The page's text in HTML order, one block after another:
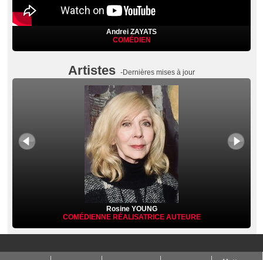
Andrei ZAYATS
COMÉDIEN
Artistes -Dernières mises à jour
Rosine YOUNG
COMÉDIENNE RÉALISATRICE AUTEURE